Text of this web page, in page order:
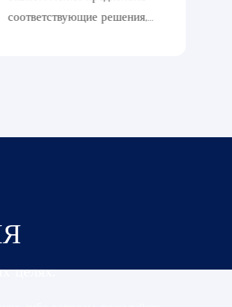
соответствующие решения,
изготавливать образцы.
образцов.
целях.